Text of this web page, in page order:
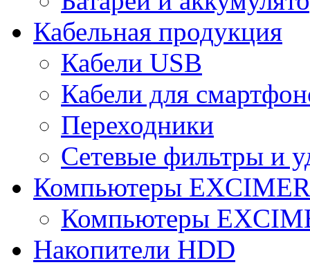
Кабельная продукция
Кабели USB
Кабели для
Переходники
Сетевые фильтры и
Компьютеры
Компьютеры
Накопители HDD